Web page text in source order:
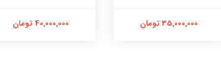
35,000,000 تومان 40,000,000 تومان